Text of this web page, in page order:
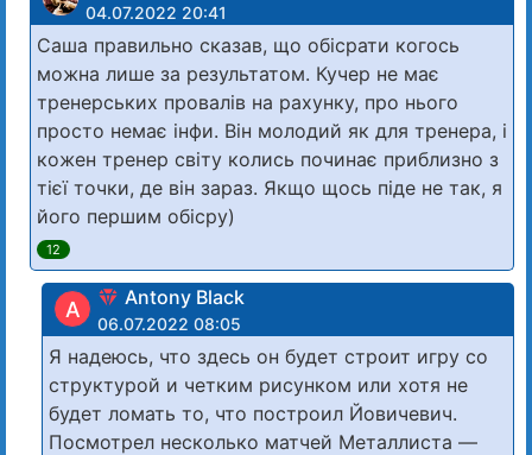
04.07.2022 20:41
Саша правильно сказав, що обісрати когось
можна лише за результатом. Кучер не має
тренерських провалів на рахунку, про нього
просто немає інфи. Він молодий як для тренера, і
кожен тренер світу колись починає приблизно з
тієї точки, де він зараз. Якщо щось піде не так, я
його першим обісру)
12
A Antony Black
06.07.2022 08:05
Я надеюсь, что здесь он будет строит игру со
структурой и четким рисунком или хотя не
будет ломать то, что построил Йовичевич.
Посмотрел несколько матчей Металлиста —